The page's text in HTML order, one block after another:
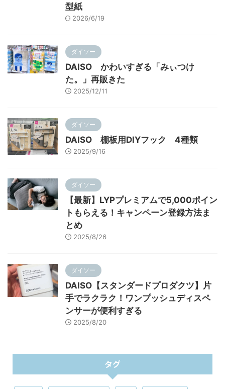
型紙
2026/6/19
ダイソー
DAISO かわいすぎる「みぃつけ
た。」再販きた
2025/12/11
ダイソー
DAISO 棚板用DIYフック 4種類
2025/9/16
ダイソー
【最新】LYPプレミアムで5,000ポイン
トもらえる！キャンペーン登録方法ま
とめ
2025/8/26
ダイソー
DAISO【スタンダードプロダクツ】片
手でラクラク！ワンプッシュディスペ
ンサーが便利すぎる
2025/8/20
タグ